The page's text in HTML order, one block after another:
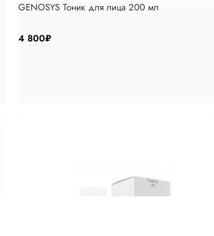
GENOSYS Тоник для лица 200 мл
4 800₽